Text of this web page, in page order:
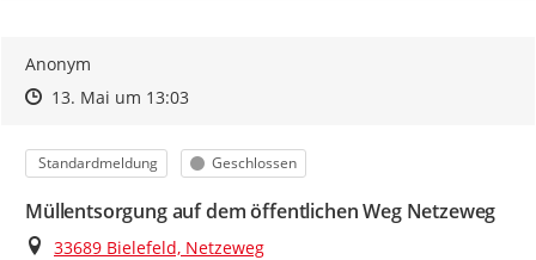
Anonym
Zeitpunkt des Erstellens
Zeitpunkt des Erstellens
13. Mai um 13:03Zur Äußerung
Kategorie
Standardmeldung Status
Geschlossen
Müllentsorgung auf dem öffentlichen Weg Netzeweg
Ort
33689 Bielefeld, Netzeweg